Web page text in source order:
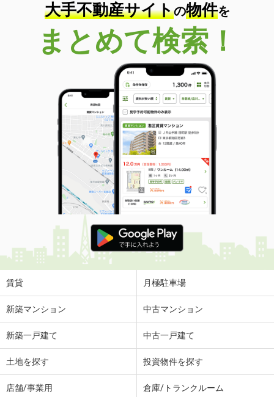
大手不動産サイトの物件を
まとめて検索！
賃貸 月極駐車場
新築マンション 中古マンション
新築一戸建て 中古一戸建て
土地を探す 投資物件を探す
店舗/事業用 倉庫/トランクルーム